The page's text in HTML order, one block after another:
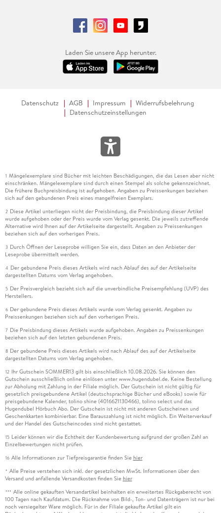
Laden Sie unsere App herunter.
Datenschutz AGB Impressum
Widerrufsbelehrung
Datenschutzeinstellungen
1 Mängelexemplare sind Bücher mit leichten Beschädigungen, die das Lesen aber nicht
einschränken. Mängelexemplare sind durch einen Stempel als solche gekennzeichnet.
Die frühere Buchpreisbindung ist aufgehoben. Angaben zu Preissenkungen beziehen
sich auf den gebundenen Preis eines mangelfreien Exemplars.
2 Diese Artikel unterliegen nicht der Preisbindung, die Preisbindung dieser Artikel
wurde aufgehoben oder der Preis wurde vom Verlag gesenkt. Die jeweils zutreffende
Alternative wird Ihnen auf der Artikelseite dargestellt. Angaben zu Preissenkungen
beziehen sich auf den vorherigen Preis.
3 Durch Öffnen der Leseprobe willigen Sie ein, dass Daten an den Anbieter der
Leseprobe übermittelt werden.
4 Der gebundene Preis dieses Artikels wird nach Ablauf des auf der Artikelseite
dargestellten Datums vom Verlag angehoben.
5 Der Preisvergleich bezieht sich auf die unverbindliche Preisempfehlung (UVP) des
Herstellers.
6 Der gebundene Preis dieses Artikels wurde vom Verlag gesenkt. Angaben zu
Preissenkungen beziehen sich auf den vorherigen Preis.
7 Die Preisbindung dieses Artikels wurde aufgehoben. Angaben zu Preissenkungen
beziehen sich auf den letzten gebundenen Preis.
8 Der gebundene Preis dieses Artikels wird nach Ablauf des auf der Artikelseite
dargestellten Datums vom Verlag angehoben.
12 Ihr Gutschein SOMMER13 gilt bis einschließlich 10.08.2026. Sie können den
Gutschein ausschließlich online einlösen unter www.hugendubel.de. Keine Bestellung
zur Abholung mit Zahlung in der Filiale möglich. Der Gutschein ist nicht gültig für
gesetzlich preisgebundene Artikel (deutschsprachige Bücher und eBooks) sowie für
preisgebundene Kalender, tolino shine (4016621130466), tolino select und das
Hugendubel Hörbuch Abo. Der Gutschein ist nicht mit anderen Gutscheinen und
Geschenkkarten kombinierbar. Eine Barauszahlung ist nicht möglich. Ein Weiterverkauf
und der Handel des Gutscheincodes sind nicht gestattet.
15 Leider können wir die Echtheit der Kundenbewertung aufgrund der großen Zahl an
Einzelbewertungen nicht prüfen.
16 Alle Informationen zur Tiefpreisgarantie finden Sie hier
* Alle Preise verstehen sich inkl. der gesetzlichen MwSt. Informationen über den
Versand und anfallende Versandkosten finden Sie hier
*** Alle online gekauften Versandartikel beinhalten ein erweitertes Rückgaberecht von
100 Tagen nach Kaufdatum. Die Rücknahme von Bild-, Ton- und Datenträgern ist nur bei
noch versiegelter Ware möglich. Für in der Filiale gekaufte Artikel gilt ein